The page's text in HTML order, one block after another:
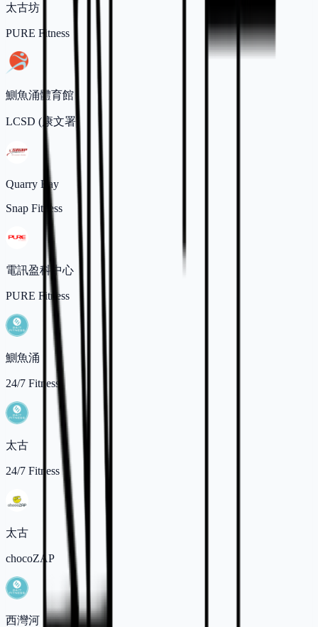
太古坊
PURE Fitness
鰂魚涌體育館
LCSD (康文署)
Quarry Bay
Snap Fitness
電訊盈科中心
PURE Fitness
鰂魚涌
24/7 Fitness
太古
24/7 Fitness
太古
chocoZAP
西灣河